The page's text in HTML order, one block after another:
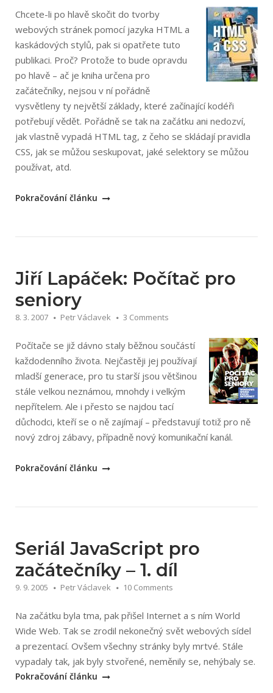
Chcete-li po hlavě skočit do tvorby
webových stránek pomocí jazyka HTML a
kaskádových stylů, pak si opatřete tuto
publikaci. Proč? Protože to bude opravdu
po hlavě – ač je kniha určena pro
začátečníky, nejsou v ní pořádně
vysvětleny ty největší základy, které začínající kodéři
potřebují vědět. Pořádně se tak na začátku ani nedozví,
jak vlastně vypadá HTML tag, z čeho se skládají pravidla
CSS, jak se můžou seskupovat, jaké selektory se můžou
používat, atd.
„Molly
CSS
do
toho“
Pokračování článku
Jiří Lapáček: Počítač pro
seniory
8. 3. 2007 Petr Václavek 3 Comments
Počítače se již dávno staly běžnou součástí
každodenního života. Nejčastěji jej používají
mladší generace, pro tu starší jsou většinou
stále velkou neznámou, mnohdy i velkým
nepřítelem. Ale i přesto se najdou tací
důchodci, kteří se o ně zajímají – představují totiž pro ně
nový zdroj zábavy, případně nový komunikační kanál.
„Jiří
Pokračování článku
Seriál JavaScript pro
začátečníky – 1. díl
9. 9. 2005 Petr Václavek 10 Comments
Na začátku byla tma, pak přišel Internet a s ním World
Wide Web. Tak se zrodil nekonečný svět webových sídel
a prezentací. Ovšem všechny stránky byly mrtvé. Stále
vypadaly tak, jak byly stvořené, neměnily se, nehýbaly se.
Pokračování článku